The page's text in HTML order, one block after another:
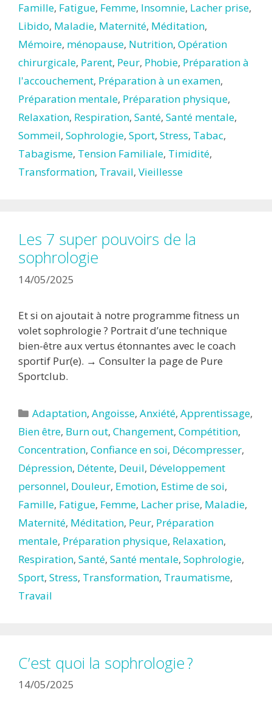
Famille, Fatigue, Femme, Insomnie, Lacher prise,
Libido, Maladie, Maternité, Méditation,
Mémoire, ménopause, Nutrition, Opération
chirurgicale, Parent, Peur, Phobie, Préparation à
l'accouchement, Préparation à un examen,
Préparation mentale, Préparation physique,
Relaxation, Respiration, Santé, Santé mentale,
Sommeil, Sophrologie, Sport, Stress, Tabac,
Tabagisme, Tension Familiale, Timidité,
Transformation, Travail, Vieillesse
Les 7 super pouvoirs de la
sophrologie
14/05/2025
Et si on ajoutait à notre programme fitness un
volet sophrologie ? Portrait d’une technique
bien-être aux vertus étonnantes avec le coach
sportif Pur(e). → Consulter la page de Pure
Sportclub.
Catégories
Adaptation,Angoisse,Anxiété,Apprentissage,
Bien être, Burn out, Changement, Compétition,
Concentration, Confiance en soi, Décompresser,
Dépression, Détente, Deuil, Développement
personnel, Douleur, Emotion, Estime de soi,
Famille, Fatigue, Femme, Lacher prise, Maladie,
Maternité, Méditation, Peur, Préparation
mentale, Préparation physique, Relaxation,
Respiration, Santé, Santé mentale, Sophrologie,
Sport, Stress, Transformation, Traumatisme,
Travail
C’est quoi la sophrologie ?
14/05/2025